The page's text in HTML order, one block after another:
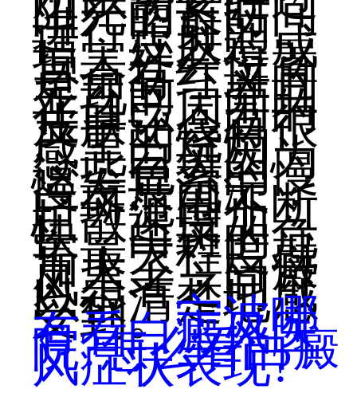
阳光的长时间
进行照射的
话，皮肤造成
损害社会位置
是会有红斑的
显现的，并且
在自己周围的
皮肤还会有很
严重的烧灼
感，白斑因为
这些色素的慢
慢发展沉淀，
白斑范围不断
扩散速度加
快，白斑的危
害最大程度就
加大了，白癜
风患者之间可
以很清楚地感
受到。宁波哪
有看白癜风医
院?怎么看白癜
风症状表现?